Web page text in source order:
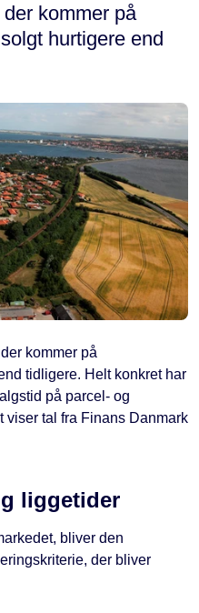
kommer på
hurtigere end
kommer på
tidligere. Helt konkret har
på parcel- og
tal fra Finans Danmark
liggetider
bliver den
der bliver